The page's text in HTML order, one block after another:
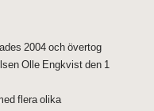
2004 och övertog
Olle Engkvist den 1
flera olika